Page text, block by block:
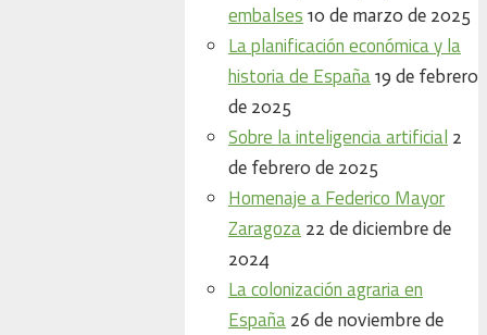
embalses 10 de marzo de 2025
La planificación económica y la
historia de España 19 de febrero
de 2025
Sobre la inteligencia artificial 2
de febrero de 2025
Homenaje a Federico Mayor
Zaragoza 22 de diciembre de
2024
La colonización agraria en
España 26 de noviembre de